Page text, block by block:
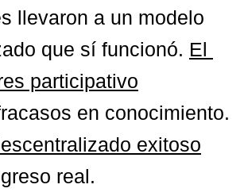
llevaron a un modelo
que sí funcionó. El
participativo
exitoso
real.